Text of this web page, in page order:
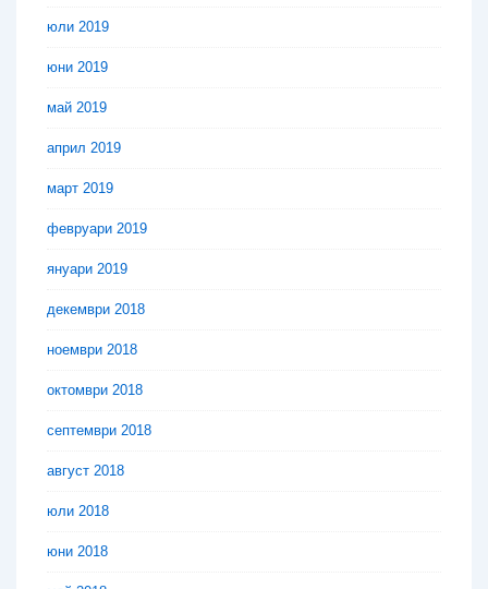
юли 2019
юни 2019
май 2019
април 2019
март 2019
февруари 2019
януари 2019
декември 2018
ноември 2018
октомври 2018
септември 2018
август 2018
юли 2018
юни 2018